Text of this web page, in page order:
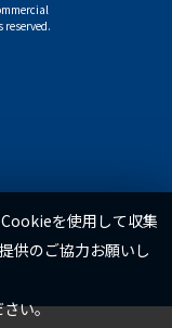
reserved.
を使用して収集
供のご協力お願いし
い。